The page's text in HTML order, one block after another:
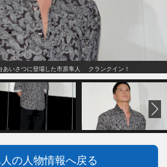
あいさつに登場した市原隼人 クランクイン！
の人物情報へ戻る